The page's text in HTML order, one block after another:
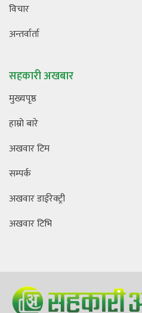
विचार
अन्तर्वार्ता
सहकारी अखबार
मुख्यपृष्ठ
हाम्रो बारे
अखवार टिम
सम्पर्क
अखवार डाईरेक्ट्री
अखवार टिभि